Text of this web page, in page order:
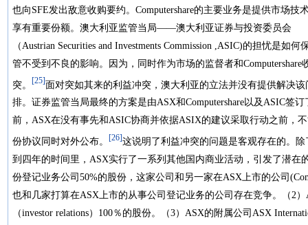
也向SFE发出敌意收购要约。Computershare的主要业务是提供市场
享有重要份额。澳大利亚监管当局——澳大利亚证券与投资委员会
（Austrian Securities and Investments Commission ,ASIC)的担忧是如
管不受到不良的影响。因为，同时作为市场的监督者和
突。 [25] 面对突如其来的利益冲突，澳大利亚的立法并没有提供解决
排。证券监管当局最终的方案是由ASX和Computershare以及ASIC签
前，ASX在没有事先和ASIC协商并依据ASIX的建议采取行动之前，
份协议同时对外公布。 [26] 这说明了利益冲突的问题是客观存在的。
到四年的时间里，ASX实行了一系列其他国内商业活动，引发了潜在
份登记业务公司50%的股份，这家公司和另一家在ASX上市的公司
也和几家打算在ASX上市的从事公司登记业务的公司存在竞争。（2
（investor relations）100％的股份。（3）ASX的附属公司ASX